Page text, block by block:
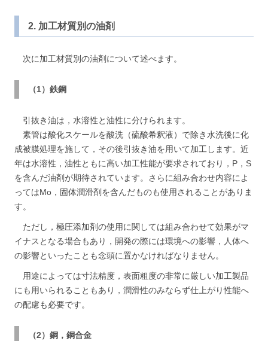
2. 加工材質別の油剤
次に加工材質別の油剤について述べます。
（1）鉄鋼
引抜き油は，水溶性と油性に分けられます。
素管は酸化スケールを酸洗（硫酸希釈液）で除き水洗後に化
成被膜処理を施して，その後引抜き油を用いて加工します。近
年は水溶性，油性ともに高い加工性能が要求されており，P，S
を含んだ油剤が期待されています。さらに組み合わせ内容によ
ってはMo，固体潤滑剤を含んだものも使用されることがありま
す。
ただし，極圧添加剤の使用に関しては組み合わせて効果がマ
イナスとなる場合もあり，開発の際には環境への影響，人体へ
の影響といったことも念頭に置かなければなりません。
用途によっては寸法精度，表面粗度の非常に厳しい加工製品
にも用いられることもあり，潤滑性のみならず仕上がり性能へ
の配慮も必要です。
（2）銅，銅合金